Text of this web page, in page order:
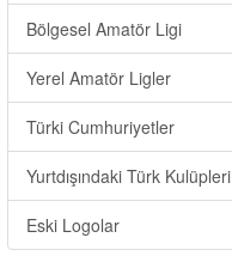
Bölgesel Amatör Ligi
Yerel Amatör Ligler
Türki Cumhuriyetler
Yurtdışındaki Türk Kulüpleri
Eski Logolar